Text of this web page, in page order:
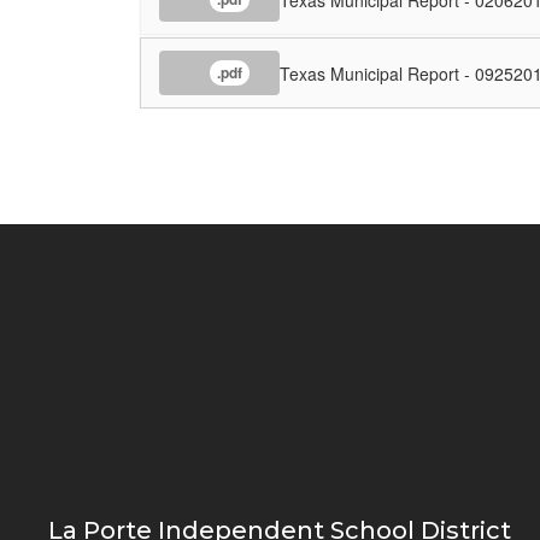
.pdf Texas Municipal Report -
La Porte Independent School District